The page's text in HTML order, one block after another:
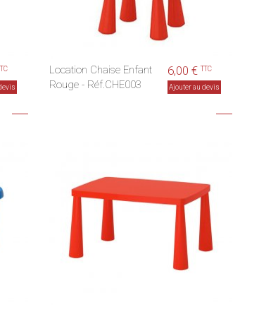
Location Chaise Enfant
Rouge - Réf.CHE003
6,00 €TTC
Ajouter au devis